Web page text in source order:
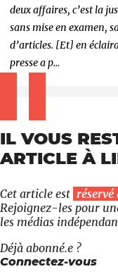
deux affaires, c’est la
sans mise en examen,
d’articles. [Et] en
presse a p...
IL VOUS
ARTICLE À
Cet article est réservé
Rejoignez-les pour
les médias
Déjà abonné.e ?
Connectez-vous